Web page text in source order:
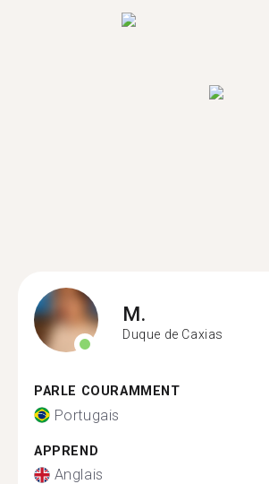
M.
Duque de Caxias
PARLE COURAMMENT
Portugais
APPREND
Anglais